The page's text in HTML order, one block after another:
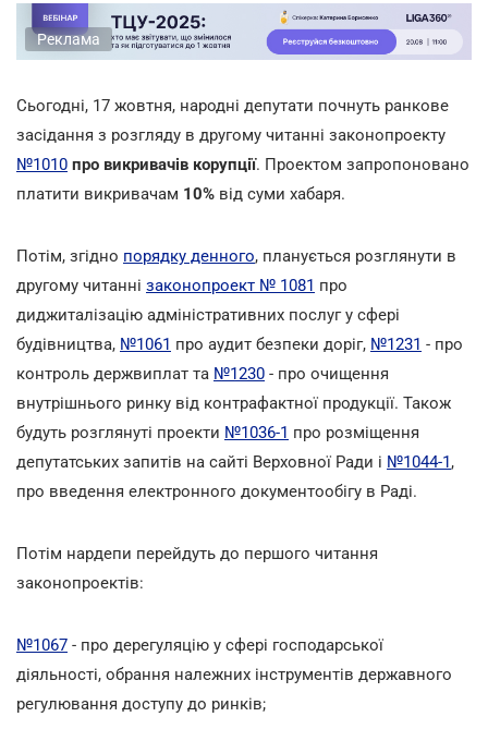
Реклама
Сьогодні, 17 жовтня, народні депутати почнуть ранкове
засідання з розгляду в другому читанні законопроекту
№1010 про викривачів корупції. Проектом запропоновано
платити викривачам 10% від суми хабаря.
Потім, згідно порядку денного, планується розглянути в
другому читанні законопроект № 1081 про
диджиталізацію адміністративних послуг у сфері
будівництва, №1061 про аудит безпеки доріг, №1231 - про
контроль держвиплат та №1230 - про очищення
внутрішнього ринку від контрафактної продукції. Також
будуть розглянуті проекти №1036-1 про розміщення
депутатських запитів на сайті Верховної Ради і №1044-1,
про введення електронного документообігу в Раді.
Потім нардепи перейдуть до першого читання
законопроектів:
№1067 - про дерегуляцію у сфері господарської
діяльності, обрання належних інструментів державного
регулювання доступу до ринків;